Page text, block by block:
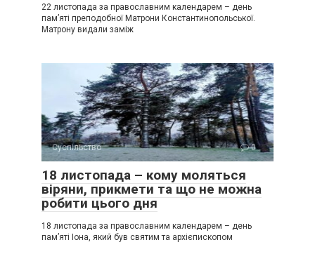
22 листопада за православним календарем – день
пам’яті преподобної Матрони Константинопольської.
Матрону видали заміж
Суспільство 0
18 листопада – кому моляться
віряни, прикмети та що не можна
робити цього дня
18 листопада за православним календарем – день
пам’яті Іона, який був святим та архієпископом